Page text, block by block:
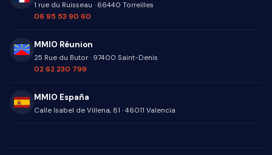
1 rue du Ruisseau · 66440 Torreilles
06 95 53 90 60
MMIO Réunion
25 Rue du Butor· 97400 Saint-Denis
02 62 230 799
MMIO España
Calle Isabel de Villena, 81 · 46011 Valencia